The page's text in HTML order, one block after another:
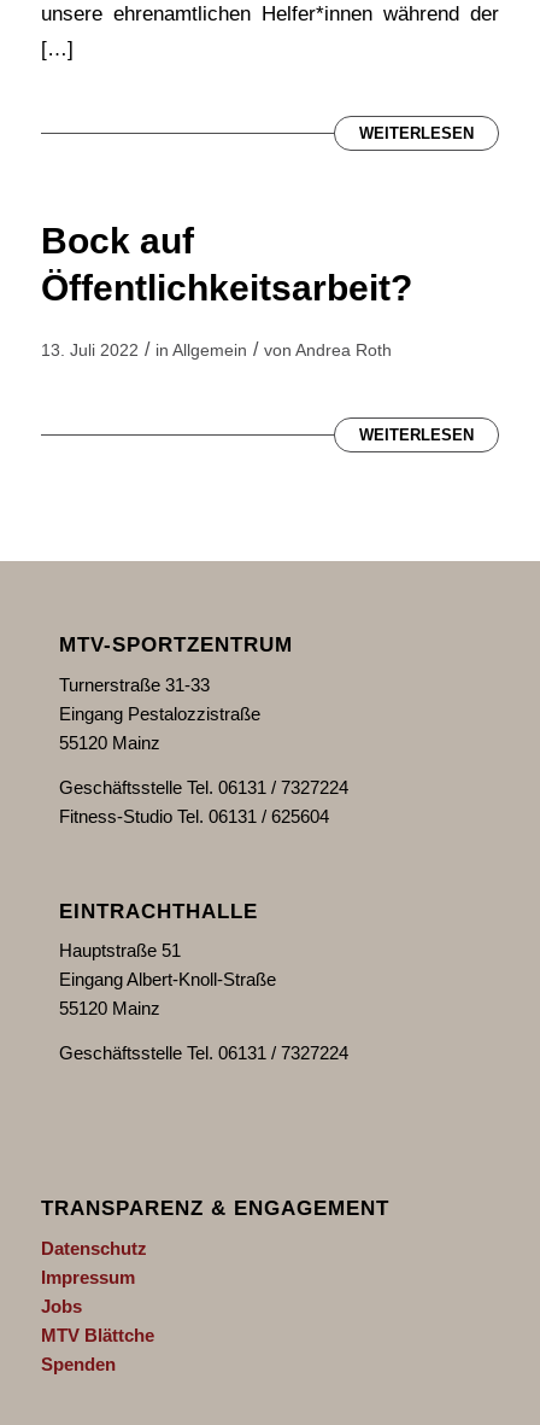
unsere ehrenamtlichen Helfer*innen während der
[…]
WEITERLESEN
Bock auf
Öffentlichkeitsarbeit?
13. Juli 2022 / in Allgemein / von Andrea Roth
WEITERLESEN
MTV-SPORTZENTRUM
Turnerstraße 31-33
Eingang Pestalozzistraße
55120 Mainz
Geschäftsstelle Tel. 06131 / 7327224
Fitness-Studio Tel. 06131 / 625604
EINTRACHTHALLE
Hauptstraße 51
Eingang Albert-Knoll-Straße
55120 Mainz
Geschäftsstelle Tel. 06131 / 7327224
TRANSPARENZ & ENGAGEMENT
Datenschutz
Impressum
Jobs
MTV Blättche
Spenden